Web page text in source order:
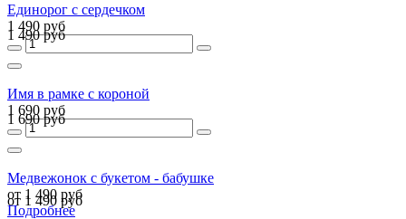
Единорог с сердечком
1 490 руб
1 490 руб
Имя в рамке с короной
1 690 руб
1 690 руб
Медвежонок с букетом - бабушке
от 1 490 руб
от 1 490 руб
Подробнее